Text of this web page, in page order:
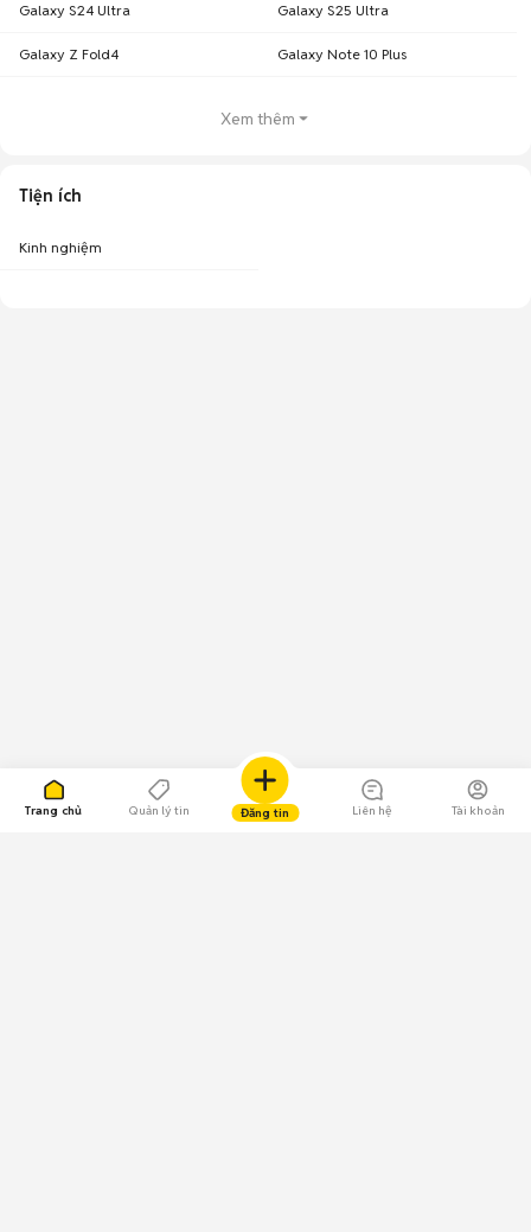
Trang chủ Quản lý tin Đăng tin Liên hệ Tài khoản
Galaxy S24 Ultra Galaxy S25 Ultra
Galaxy Z Fold4 Galaxy Note 10 Plus
Xem thêm
Tiện ích
Kinh nghiệm